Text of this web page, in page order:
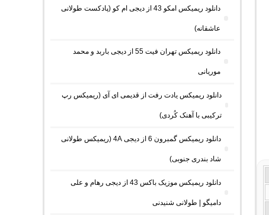
دانلود ریمیکس امکو 43 از دیجی ام کو (پادکست طولانی
عاشقانه)
دانلود ریمیکس تهران فیت 55 از دیجی باربد و محمد
موریانی
دانلود ریمیکس یادت رفت از قدیمی ای آی (ریمیکس رپ
ترکیبی با آهنک کُردی)
دانلود ریمیکس گمبرون 6 از دیجی 4A (ریمیکس طولانی
شاد بندری جنوبی)
دانلود ریمیکس موزیک باکس 43 از دیجی رهام و علی
دامیگو | طولانی شنیدنی